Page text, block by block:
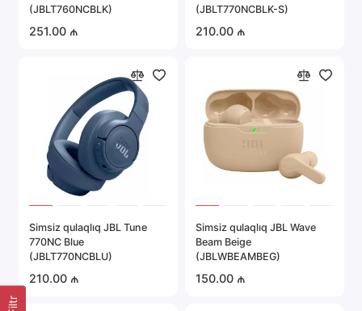
Filtr
(JBLT760NCBLK)
251.00 ₼
(JBLT770NCBLK-S)
210.00 ₼
Simsiz qulaqlıq JBL Tune
770NC Blue
(JBLT770NCBLU)
210.00 ₼
Simsiz qulaqlıq JBL Wave
Beam Beige
(JBLWBEAMBEG)
150.00 ₼